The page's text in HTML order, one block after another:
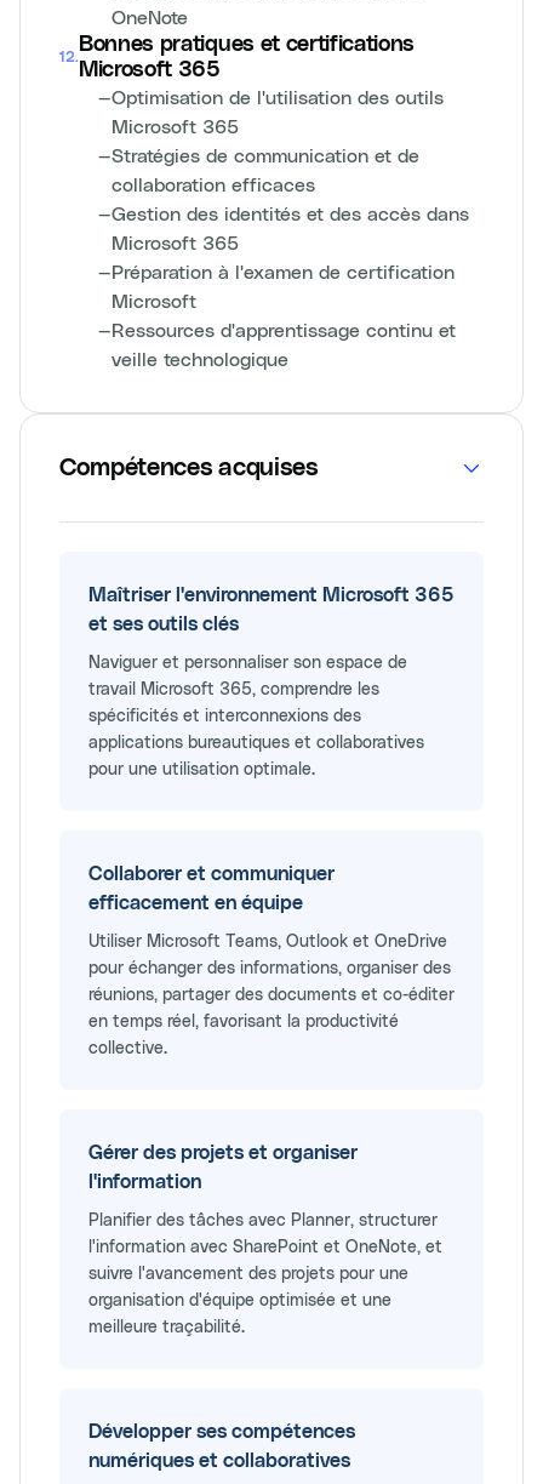
OneNote
12.
Bonnes pratiques et certifications
Microsoft 365
—Optimisation de l'utilisation des outils
Microsoft 365
—Stratégies de communication et de
collaboration efficaces
—Gestion des identités et des accès dans
Microsoft 365
—Préparation à l'examen de certification
Microsoft
—Ressources d'apprentissage continu et
veille technologique
Compétences acquises
Maîtriser l'environnement Microsoft 365
et ses outils clés
Naviguer et personnaliser son espace de
travail Microsoft 365, comprendre les
spécificités et interconnexions des
applications bureautiques et collaboratives
pour une utilisation optimale.
Collaborer et communiquer
efficacement en équipe
Utiliser Microsoft Teams, Outlook et OneDrive
pour échanger des informations, organiser des
réunions, partager des documents et co-éditer
en temps réel, favorisant la productivité
collective.
Gérer des projets et organiser
l'information
Planifier des tâches avec Planner, structurer
l'information avec SharePoint et OneNote, et
suivre l'avancement des projets pour une
organisation d'équipe optimisée et une
meilleure traçabilité.
Développer ses compétences
numériques et collaboratives